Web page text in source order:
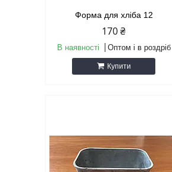
Форма для хліба 12
170 ₴
В наявності Оптом і в роздріб
Купити